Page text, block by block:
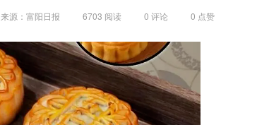
来源：富阳日报 6703 阅读 0 评论 0 点赞